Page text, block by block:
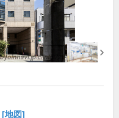
[地図]